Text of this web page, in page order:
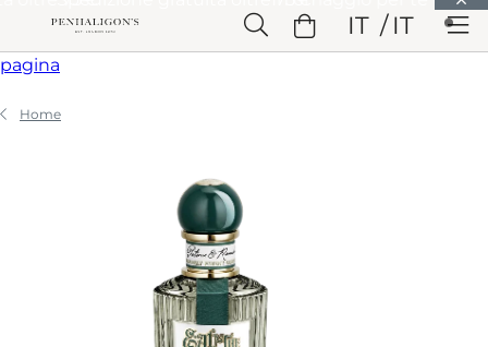
Vai a Intestazione Vai a Contenuto principale Vai a Piè di
pagina
IT IT
Home